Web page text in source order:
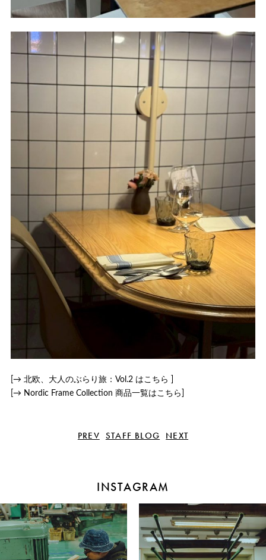
→ 北欧、大人のぶらり旅：Vol.2 はこちら ]
[→ Nordic Frame Collection 商品一覧はこちら]
PREV STAFF BLOG NEXT
INSTAGRAM